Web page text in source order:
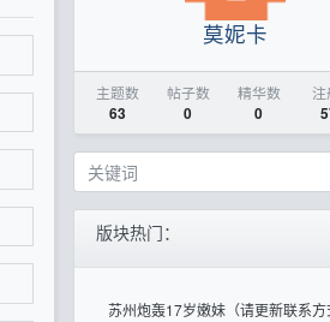
莫妮卡
主题数
63
帖子数
0
精华数
0
注
版块热门：
苏州炮轰17岁嫩妹（请更新联系